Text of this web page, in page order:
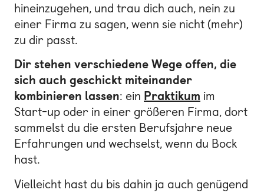
hineinzugehen, und trau dich auch, nein zu
einer Firma zu sagen, wenn sie nicht (mehr)
zu dir passt.
Dir stehen verschiedene Wege offen, die
sich auch geschickt miteinander
kombinieren lassen: ein Praktikum im
Start-up oder in einer größeren Firma, dort
sammelst du die ersten Berufsjahre neue
Erfahrungen und wechselst, wenn du Bock
hast.
Vielleicht hast du bis dahin ja auch genügend